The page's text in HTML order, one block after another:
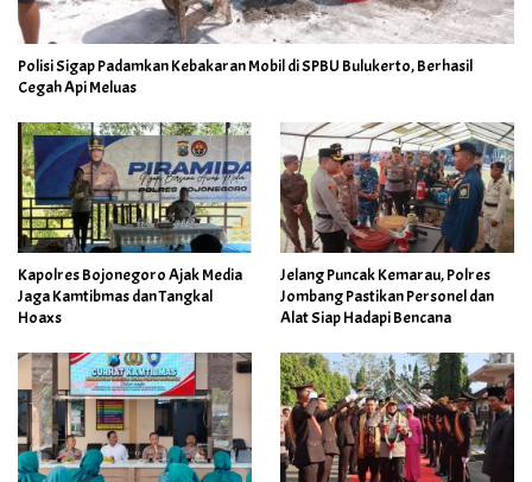
Polisi Sigap Padamkan Kebakaran Mobil di SPBU Bulukerto, Berhasil
Cegah Api Meluas
Kapolres Bojonegoro Ajak Media
Jaga Kamtibmas dan Tangkal
Hoaxs
Jelang Puncak Kemarau, Polres
Jombang Pastikan Personel dan
Alat Siap Hadapi Bencana